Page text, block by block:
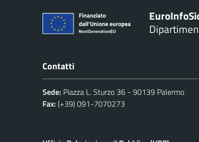
EuroInfo
Contatti
Sede: Piazza L. Sturzo 36 - 90139 Palermo
Fax: (+39) 091-7070273